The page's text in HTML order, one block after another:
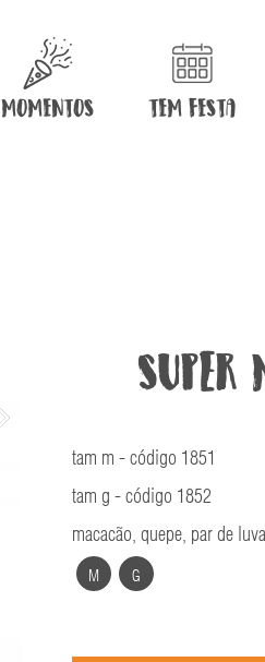
MOMENTOS TEM FESTA
tam m - código 1851
tam g - código 1852
macacão, quepe, par de
M G